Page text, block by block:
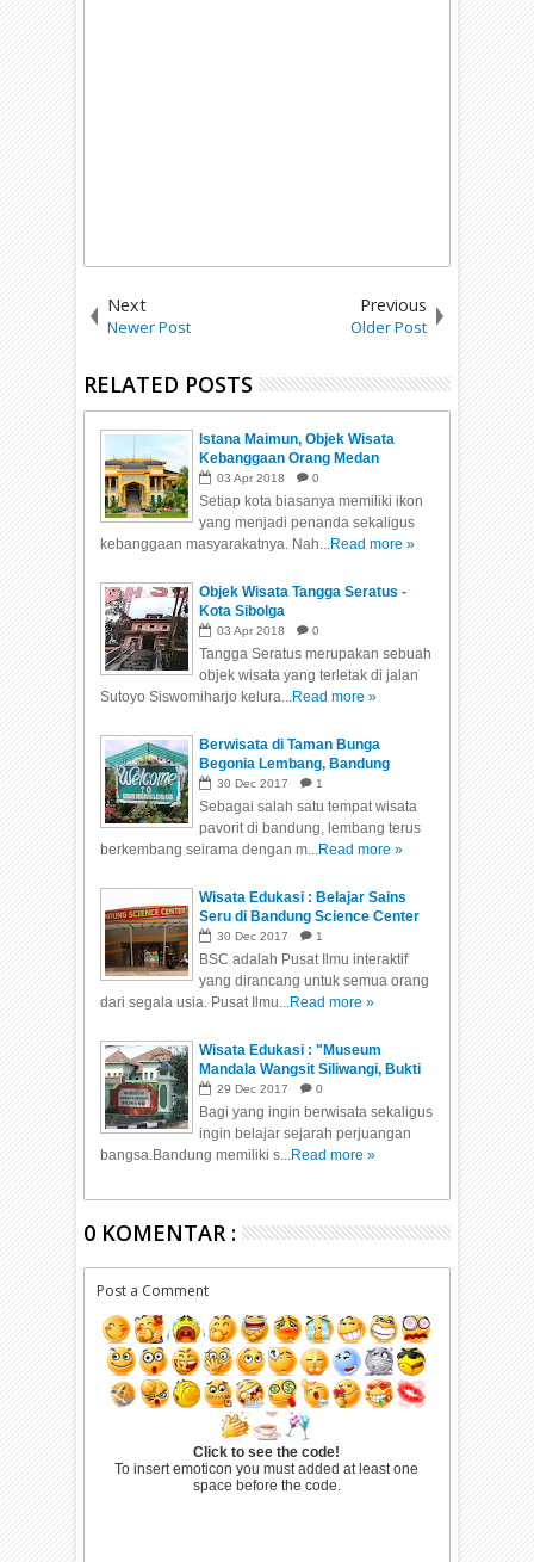
Next
Newer Post
Previous
Older Post
RELATED POSTS
Istana Maimun, Objek Wisata
Kebanggaan Orang Medan
03 Apr 2018 0
Setiap kota biasanya memiliki ikon
yang menjadi penanda sekaligus
kebanggaan masyarakatnya. Nah...Read more »
Objek Wisata Tangga Seratus -
Kota Sibolga
03 Apr 2018 0
Tangga Seratus merupakan sebuah
objek wisata yang terletak di jalan
Sutoyo Siswomiharjo kelura...Read more »
Berwisata di Taman Bunga
Begonia Lembang, Bandung
30 Dec 2017 1
Sebagai salah satu tempat wisata
pavorit di bandung, lembang terus
berkembang seirama dengan m...Read more »
Wisata Edukasi : Belajar Sains
Seru di Bandung Science Center
30 Dec 2017 1
BSC adalah Pusat Ilmu interaktif
yang dirancang untuk semua orang
dari segala usia. Pusat Ilmu...Read more »
Wisata Edukasi : "Museum
Mandala Wangsit Siliwangi, Bukti
sejarah perjuangan bangsa"
29 Dec 2017 0
Bagi yang ingin berwisata sekaligus
ingin belajar sejarah perjuangan
bangsa.Bandung memiliki s...Read more »
0 KOMENTAR :
Post a Comment
Click to see the code!
To insert emoticon you must added at least one
space before the code.